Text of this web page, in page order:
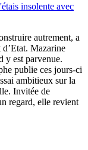
insolente avec
autrement, a
Mazarine
y est parvenue.
publie ces jours-ci
ambitieux sur la
Invitée de
regard, elle revient